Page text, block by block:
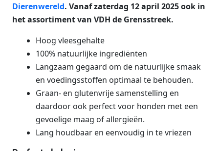
Dierenwereld. Vanaf zaterdag 12 april 2025 ook in
het assortiment van VDH de Grensstreek.
Hoog vleesgehalte
100% natuurlijke ingrediënten
Langzaam gegaard om de natuurlijke smaak
en voedingsstoffen optimaal te behouden.
Graan- en glutenvrije samenstelling en
daardoor ook perfect voor honden met een
gevoelige maag of allergieën.
Lang houdbaar en eenvoudig in te vriezen